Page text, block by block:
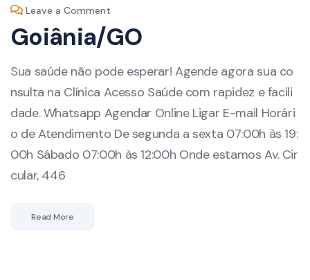
Leave a Comment
Goiânia/GO
Sua saúde não pode esperar! Agende agora sua co
nsulta na Clínica Acesso Saúde com rapidez e facili
dade. Whatsapp Agendar Online Ligar E-mail Horári
o de Atendimento De segunda a sexta 07:00h às 19:
00h Sábado 07:00h às 12:00h Onde estamos Av. Cir
cular, 446
Read More